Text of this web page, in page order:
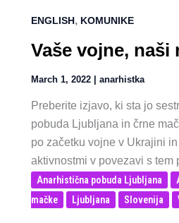
ENGLISH, KOMUNIKE
Vaše vojne, naši
March 1, 2022 anarhistka
Preberite izjavo, ki sta jo
pobuda Ljubljana in črne
po začetku vojne v Ukrajini
aktivnostmi v povezavi s tem
Anarhistična pobuda Ljubljana
mačke
Ljubljana Slovenija